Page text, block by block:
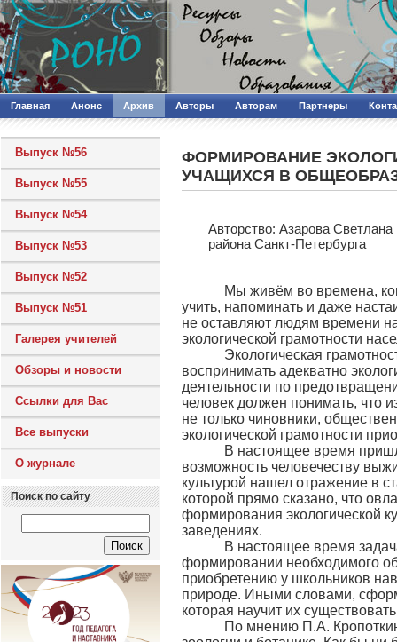
Главная Анонс Архив Авторы Авторам Партнеры
Выпуск №56
Выпуск №55
Выпуск №54
Выпуск №53
Выпуск №52
Выпуск №51
Галерея учителей
Обзоры и новости
Ссылки для Вас
Все выпуски
О журнале
Поиск по сайту
ФОРМИРОВАНИЕ
УЧАЩИХСЯ В
Авторcтво: Азарова
района Санкт-Петербурга
Мы живём во времена,
учить, напоминать и даже
не оставляют людям времени
экологической грамотности
Экологическая
воспринимать адекватно
деятельности по
человек должен понимать, что
не только чиновники,
экологической грамотности
В настоящее время пришло
возможность человечеству
культурой нашел отражение в
которой прямо сказано, что
формирования экологической
заведениях.
В настоящее время задача
формировании необходимого
приобретению у школьников
природе. Иными словами,
которая научит их
По мнению П.А.